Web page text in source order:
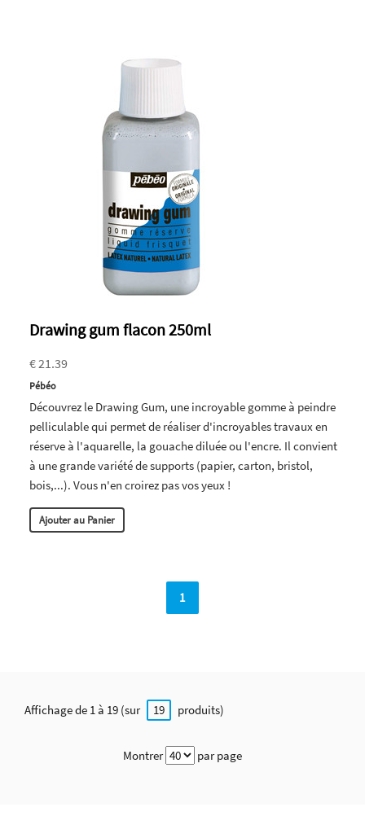
Drawing gum flacon 250ml
€ 21.39
Pébéo
Découvrez le Drawing Gum, une incroyable gomme à peindre
pelliculable qui permet de réaliser d'incroyables travaux en
réserve à l'aquarelle, la gouache diluée ou l'encre. Il convient
à une grande variété de supports (papier, carton, bristol,
bois,...). Vous n'en croirez pas vos yeux !
Ajouter au Panier
1
Affichage de 1 à 19 (sur 19 produits)
Montrer par page